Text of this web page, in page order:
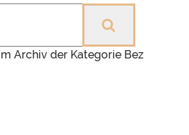
Archiv der Kategorie Bez